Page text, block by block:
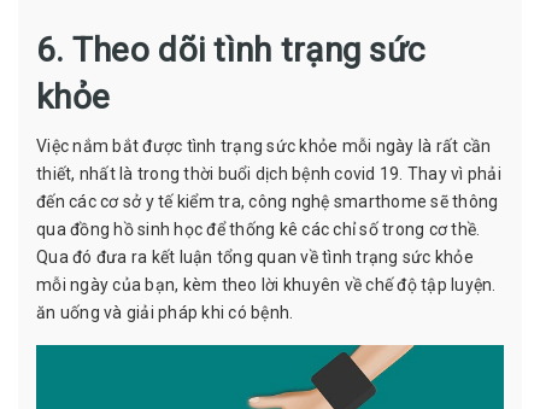
6. Theo dõi tình trạng sức
khỏe
Việc nắm bắt được tình trạng sức khỏe mỗi ngày là rất cần
thiết, nhất là trong thời buổi dịch bệnh covid 19. Thay vì phải
đến các cơ sở y tế kiểm tra, công nghệ smarthome sẽ thông
qua đồng hồ sinh học để thống kê các chỉ số trong cơ thề.
Qua đó đưa ra kết luận tổng quan về tình trạng sức khỏe
mỗi ngày của bạn, kèm theo lời khuyên về chế độ tập luyện.
ăn uống và giải pháp khi có bệnh.